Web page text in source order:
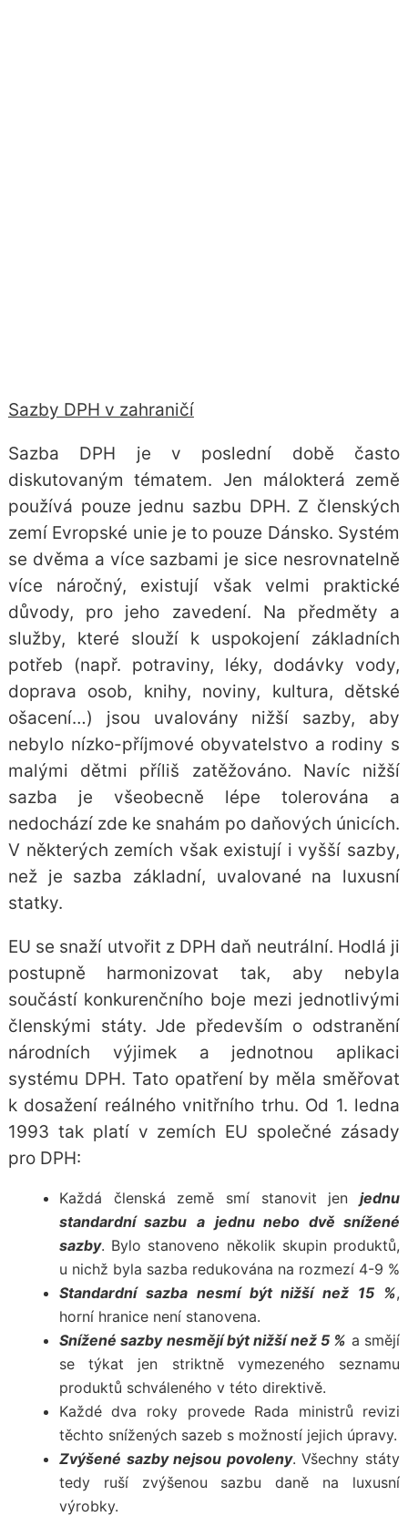
Sazby DPH v zahraničí
Sazba DPH je v poslední době často
diskutovaným tématem. Jen málokterá země
používá pouze jednu sazbu DPH. Z členských
zemí Evropské unie je to pouze Dánsko. Systém
se dvěma a více sazbami je sice nesrovnatelně
více náročný, existují však velmi praktické
důvody, pro jeho zavedení. Na předměty a
služby, které slouží k uspokojení základních
potřeb (např. potraviny, léky, dodávky vody,
doprava osob, knihy, noviny, kultura, dětské
ošacení…) jsou uvalovány nižší sazby, aby
nebylo nízko-příjmové obyvatelstvo a rodiny s
malými dětmi příliš zatěžováno. Navíc nižší
sazba je všeobecně lépe tolerována a
nedochází zde ke snahám po daňových únicích.
V některých zemích však existují i vyšší sazby,
než je sazba základní, uvalované na luxusní
statky.
EU se snaží utvořit z DPH daň neutrální. Hodlá ji
postupně harmonizovat tak, aby nebyla
součástí konkurenčního boje mezi jednotlivými
členskými státy. Jde především o odstranění
národních výjimek a jednotnou aplikaci
systému DPH. Tato opatření by měla směřovat
k dosažení reálného vnitřního trhu. Od 1. ledna
1993 tak platí v zemích EU společné zásady
pro DPH:
Každá členská země smí stanovit jenjednu
standardní sazbu a jednu nebo dvě snížené
sazby. Bylo stanoveno několik skupin produktů,
u nichž byla sazba redukována na rozmezí 4-9 %
Standardní sazba nesmí být nižší než 15 %,
horní hranice není stanovena.
Snížené sazby nesmějí být nižší než 5 % a smějí
se týkat jen striktně vymezeného seznamu
produktů schváleného v této direktivě.
Každé dva roky provede Rada ministrů revizi
těchto snížených sazeb s možností jejich úpravy.
Zvýšené sazby nejsou povoleny. Všechny státy
tedy ruší zvýšenou sazbu daně na luxusní
výrobky.